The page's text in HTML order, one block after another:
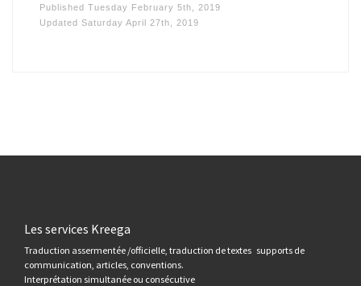
PublishedTuesday February 5th, 2019
UpdatedSaturday April 27th, 2019
Les services Kreega
Traduction assermentée /officielle, traduction de textes supports de
communication, articles, conventions.
Interprétation simultanée ou consécutive